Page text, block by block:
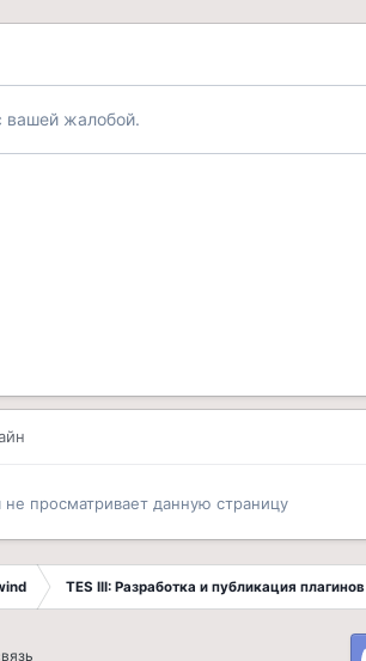
вашей жалобой.
не просматривает данную страницу
TES III: Разработка и публикация плагинов